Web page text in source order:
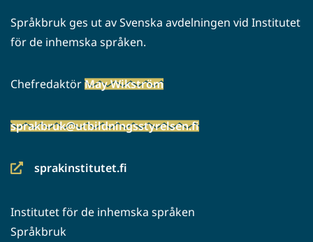
Språkbruk ges ut av Svenska avdelningen vid Institutet
för de inhemska språken.
ChefredaktörMay Wikström
sprakbruk@utbildningsstyrelsen.fi
sprakinstitutet.fi
(siirryt
palveluun)
Institutet för de inhemska språken
Språkbruk